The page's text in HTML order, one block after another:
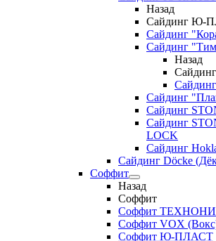
Назад
Сайдинг Ю-
Сайдинг
Сайдинг
Назад
Сайдинг
Сайдинг
Сайдинг
LOCK
Сайдинг
Сайдинг Döcke
Соффит
Назад
Соффит
Соффит
Соффит VOX
Соффит Ю-ПЛАСТ